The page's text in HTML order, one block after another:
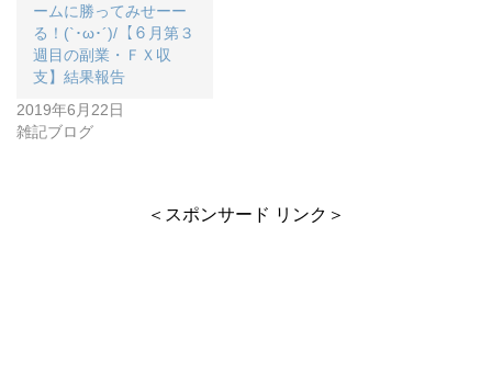
ームに勝ってみせーー
る！(`･ω･´)/【６月第３
週目の副業・ＦＸ収
支】結果報告
2019年6月22日
雑記ブログ
＜スポンサード リンク＞